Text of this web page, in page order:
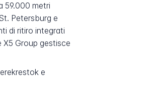
59.000 metri
Petersburg e
di ritiro integrati
Group gestisce
e